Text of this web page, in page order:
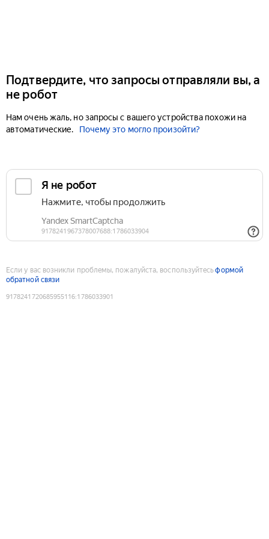
Подтвердите, что запросы отправляли вы, а
не робот
Нам очень жаль, но запросы с вашего устройства похожи на
автоматические.
Почему это могло произойти?
Если у вас возникли проблемы, пожалуйста, воспользуйтесьформой
обратной связи
9178241720685955116:1786033901